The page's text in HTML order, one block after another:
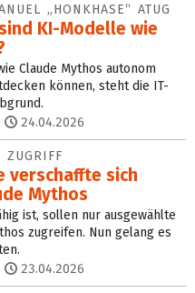
„HONKHASE“ ATUG
KI-Modelle wie
Claude Mythos autonom
können, steht die IT-
24.04.2026
ZUGRIFF
verschaffte sich
Mythos
ist, sollen nur ausgewählte
zugreifen. Nun gelang es
23.04.2026